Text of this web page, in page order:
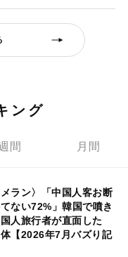
ング
間 月間
ラン〉「中国人客お断
ない72%」韓国で噴き
人旅行者が直面した
体【2026年7月バズり記